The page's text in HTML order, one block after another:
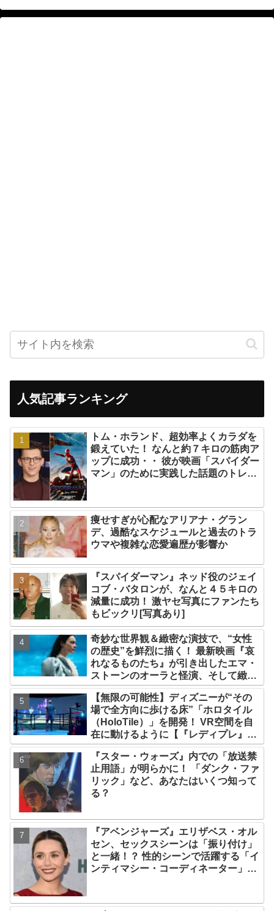
人気記事ランキング
トム・ホランド、超効率よくカラダを
鍛えていた！ なんと約７キロの筋肉ア
ップに成功・・ 彼が映画「スパイダー
マン」のために実践した話題のトレー
痩せすぎが心配なアリアナ・グラン
デ、過酷なスケジュールと過去のトラ
ウマや複雑な恋愛遍歴が影響か
『スパイダーマン』ネッド役のジェイ
コブ・バタロンが、なんと４５キロの
減量に成功！ 激ヤセ写真にファンたち
もビックリ[写真あり]
奇妙な世界観＆緻密な演技で、“女性
の歴史”を鮮烈に描く！ 最新映画『哀
れなるものたち』が引き出したエマ・
ストーンのオーラと怪演、そして緻密
すぎる演技力！ これは女性の“自由意
志”の物語［レビュー＆解説］
【無限の可能性】ディズニーが“その
場で全方向に歩ける床”「ホロタイル
（HoloTile）」を開発！ VR空間を自
在に動けるように【『レディプレ』実
現への大きな一歩？】
『スター・ウォーズ』内での「放送禁
止用語」が明らかに！ 「ダンク・ファ
リック」など、あなたはいくつ知って
る？
『アベンジャーズ』エリザベス・オル
セン、セックスシーンは「振り付け」
と一緒！？ 性的シーンで活躍する「イ
ンティマシー・コーディネーター」の